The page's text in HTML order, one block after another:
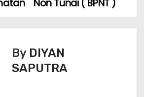
Non Tunai ( BPNT )
By DIYAN
SAPUTRA